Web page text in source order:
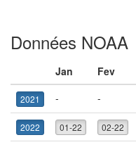
Données NOAA
Jan Fev
2021 - -
2022 01-22 02-22